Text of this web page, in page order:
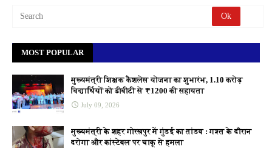
MOST POPULAR
मुख्यमंत्री शिक्षक कैशलेस योजना का शुभारंभ, 1.10 करोड़
विद्यार्थियों को डीबीटी से ₹1200 की सहायता
July 09, 2026
मुख्यमंत्री के शहर गोरखपुर में गुंडई का तांडव : गश्त के दौरान
दरोगा और कांस्टेबल पर चाकू से हमला